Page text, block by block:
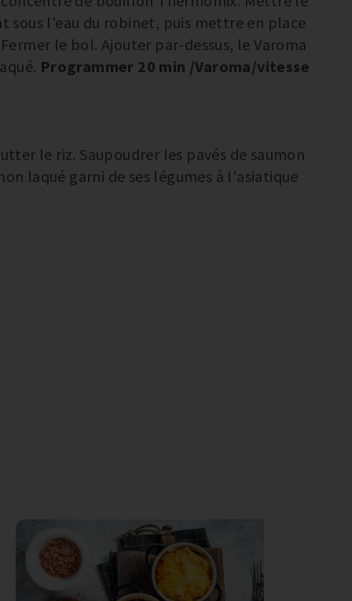
sous l'eau du robinet, puis mettre en place
le bol. Ajouter par-dessus, le Varoma
Programmer 20 min /Varoma/vitesse
le riz. Saupoudrer les pavés de saumon
laqué garni de ses légumes à l'asiatique